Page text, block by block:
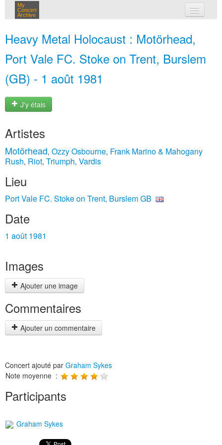
My
Concert
Archive
Heavy Metal Holocaust : Motörhead,
Port Vale FC. Stoke on Trent, Burslem
(GB) - 1 août 1981
J'y étais
Artistes
Motörhead, Ozzy Osbourne, Frank Marino & Mahogany
Rush, Riot, Triumph, Vardis
Lieu
Port Vale FC. Stoke on Trent, Burslem GB
Date
1 août 1981
Images
Ajouter une image
Commentaires
Ajouter un commentaire
Concert ajouté par Graham Sykes
Note moyenne :
Participants
Graham Sykes